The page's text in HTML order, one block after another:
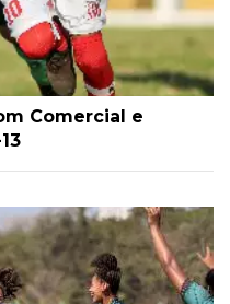
Comercial e